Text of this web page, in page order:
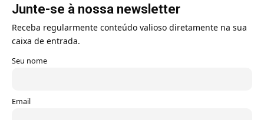
Junte-se à nossa newsletter
Receba regularmente conteúdo valioso diretamente na sua
caixa de entrada.
Seu nome
Email